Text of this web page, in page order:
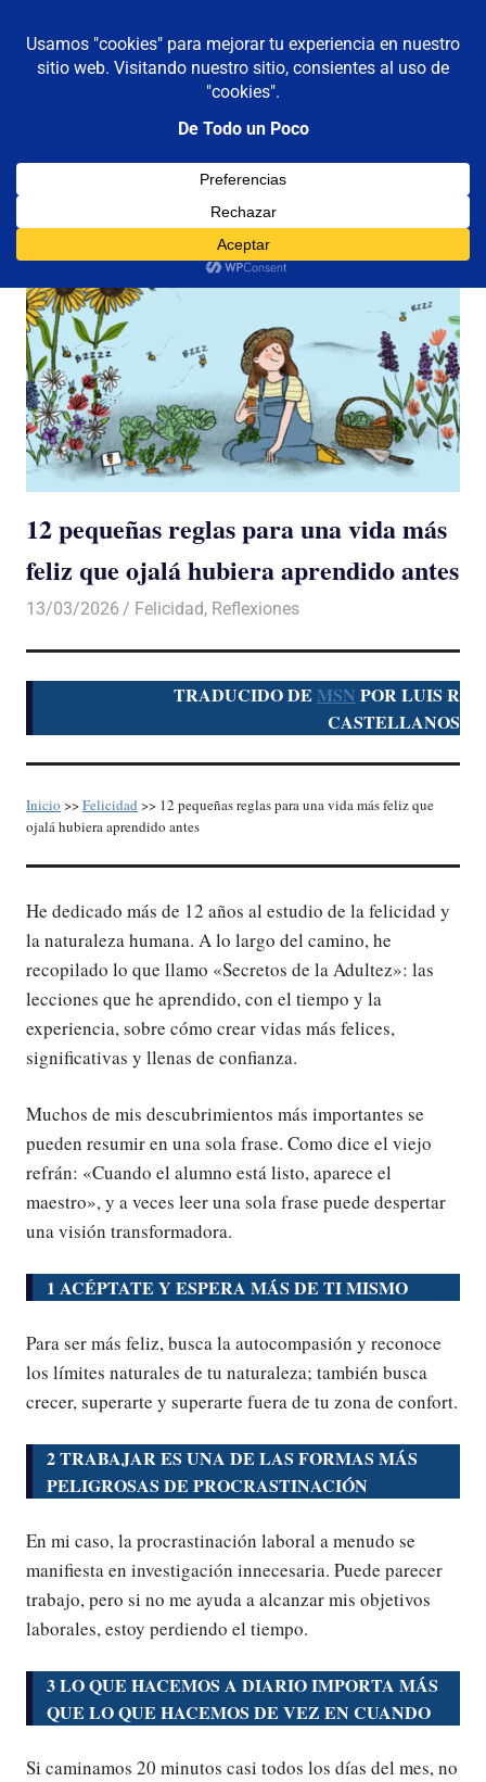
contenido
De todo un poco
Reflexiones,
Viajes
MENÚ
12 pequeñas reglas para una vida más
feliz que ojalá hubiera aprendido antes
13/03/2026 De todo un Poco
Felicidad, Reflexiones
TRADUCIDO DE MSN POR LUIS R
CASTELLANOS
Inicio >>Felicidad >> 12 pequeñas reglas para una vida más feliz que
ojalá hubiera aprendido antes
He dedicado más de 12 años al estudio de la felicidad y
la naturaleza humana. A lo largo del camino, he
recopilado lo que llamo «Secretos de la Adultez»: las
lecciones que he aprendido, con el tiempo y la
experiencia, sobre cómo crear vidas más felices,
significativas y llenas de confianza.
Muchos de mis descubrimientos más importantes se
pueden resumir en una sola frase. Como dice el viejo
refrán: «Cuando el alumno está listo, aparece el
maestro», y a veces leer una sola frase puede despertar
una visión transformadora.
1 ACÉPTATE Y ESPERA MÁS DE TI MISMO
Para ser más feliz, busca la autocompasión y reconoce
los límites naturales de tu naturaleza; también busca
crecer, superarte y superarte fuera de tu zona de confort.
2 TRABAJAR ES UNA DE LAS FORMAS MÁS
PELIGROSAS DE PROCRASTINACIÓN
En mi caso, la procrastinación laboral a menudo se
manifiesta en investigación innecesaria. Puede parecer
trabajo, pero si no me ayuda a alcanzar mis objetivos
laborales, estoy perdiendo el tiempo.
3 LO QUE HACEMOS A DIARIO IMPORTA MÁS
QUE LO QUE HACEMOS DE VEZ EN CUANDO
Si caminamos 20 minutos casi todos los días del mes, no